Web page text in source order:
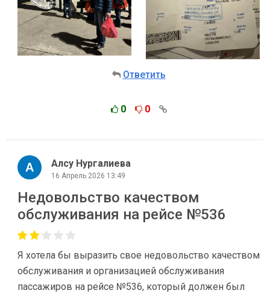
Ответить
0 0
Алсу Нургалиева
16 Апрель 2026 13:49
Недовольство качеством
обслуживания на рейсе №536
Я хотела бы выразить свое недовольство качеством
обслуживания и организацией обслуживания
пассажиров на рейсе №536, который должен был